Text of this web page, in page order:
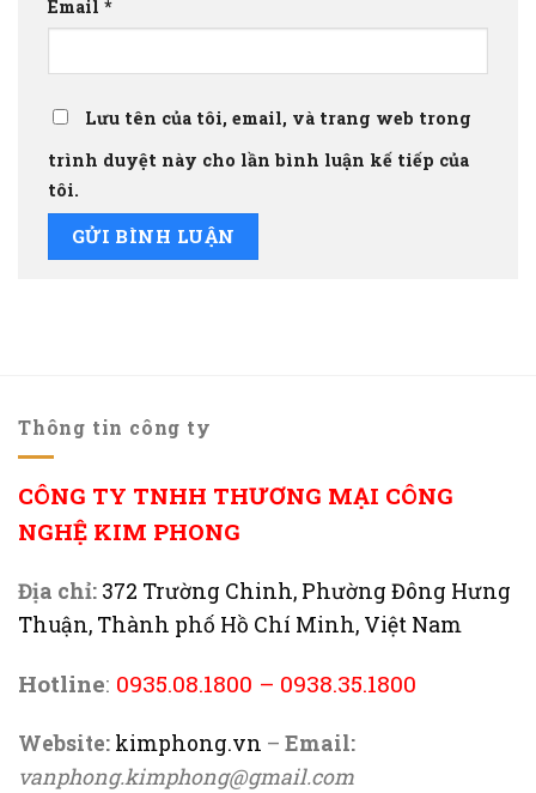
Email *
Lưu tên của tôi, email, và trang web trong
trình duyệt này cho lần bình luận kế tiếp của
tôi.
Thông tin công ty
CÔNG TY TNHH THƯƠNG MẠI CÔNG
NGHỆ KIM PHONG
Địa chỉ: 372 Trường Chinh, Phường Đông Hưng
Thuận, Thành phố Hồ Chí Minh, Việt Nam
Hotline: 0935.08.1800 – 0938.35.1800
Website: kimphong.vn – Email:
vanphong.kimphong@gmail.com